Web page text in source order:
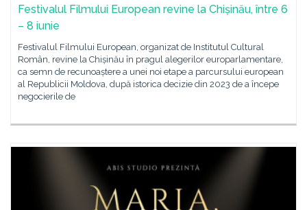
Festivalul Filmului European revine la Chișinău, între 6
– 8 iunie
Festivalul Filmului European, organizat de Institutul Cultural
Român, revine la Chișinău în pragul alegerilor europarlamentare,
ca semn de recunoaștere a unei noi etape a parcursului european
al Republicii Moldova, după istorica decizie din 2023 de a începe
negocierile de